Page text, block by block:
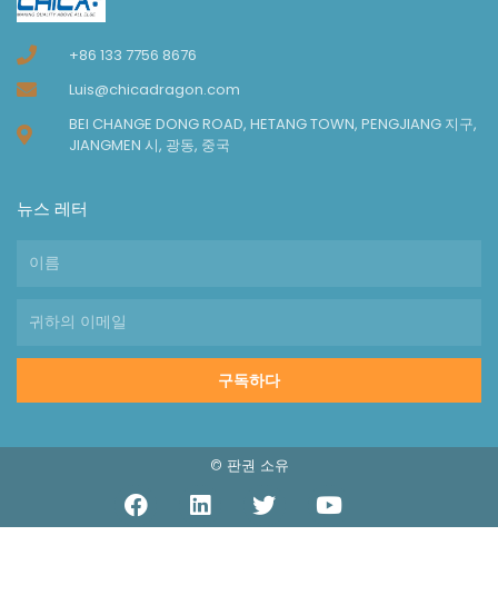
+86 133 7756 8676
Luis@chicadragon.com
BEI CHANGE DONG ROAD, HETANG TOWN, PENGJIANG 지구,
JIANGMEN 시, 광동, 중국
뉴스 레터
구독하다
© 판권 소유